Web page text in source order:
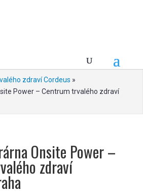
zdraví Cordeus »
Power – Centrum trvalého zdraví
Onsite Power –
zdraví